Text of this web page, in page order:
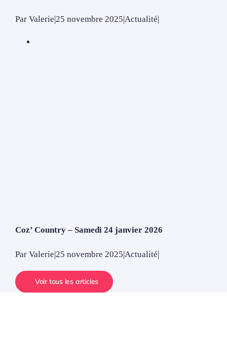
Par Valerie|25 novembre 2025|Actualité|
Coz’ Country – Samedi 24 janvier 2026
Par Valerie|25 novembre 2025|Actualité|
Voir tous les articles